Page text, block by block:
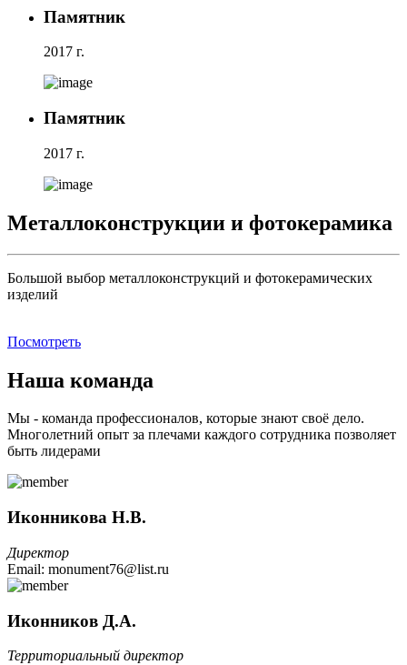
Памятник
2017 г.
Памятник
2017 г.
Металлоконструкции и фотокерамика
Большой выбор металлоконструкций и фотокерамических
изделий
Посмотреть
Наша команда
Мы - команда профессионалов, которые знают своё дело.
Многолетний опыт за плечами каждого сотрудника позволяет
быть лидерами
Иконникова Н.В.
Директор
Email: monument76@list.ru
Иконников Д.А.
Территориальный директор